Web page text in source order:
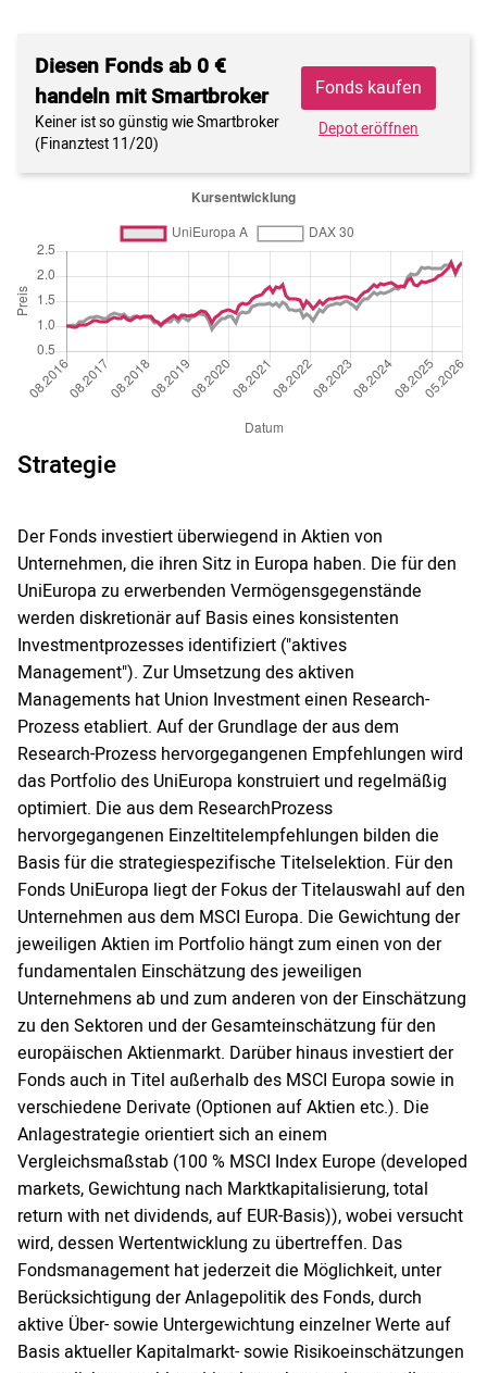
Diesen Fonds ab 0 €
handeln mit Smartbroker
Keiner ist so günstig wie Smartbroker
(Finanztest 11/20)
Fonds kaufen
Depot eröffnen
Strategie
Der Fonds investiert überwiegend in Aktien von
Unternehmen, die ihren Sitz in Europa haben. Die für den
UniEuropa zu erwerbenden Vermögensgegenstände
werden diskretionär auf Basis eines konsistenten
Investmentprozesses identifiziert ("aktives
Management"). Zur Umsetzung des aktiven
Managements hat Union Investment einen Research-
Prozess etabliert. Auf der Grundlage der aus dem
Research-Prozess hervorgegangenen Empfehlungen wird
das Portfolio des UniEuropa konstruiert und regelmäßig
optimiert. Die aus dem ResearchProzess
hervorgegangenen Einzeltitelempfehlungen bilden die
Basis für die strategiespezifische Titelselektion. Für den
Fonds UniEuropa liegt der Fokus der Titelauswahl auf den
Unternehmen aus dem MSCI Europa. Die Gewichtung der
jeweiligen Aktien im Portfolio hängt zum einen von der
fundamentalen Einschätzung des jeweiligen
Unternehmens ab und zum anderen von der Einschätzung
zu den Sektoren und der Gesamteinschätzung für den
europäischen Aktienmarkt. Darüber hinaus investiert der
Fonds auch in Titel außerhalb des MSCI Europa sowie in
verschiedene Derivate (Optionen auf Aktien etc.). Die
Anlagestrategie orientiert sich an einem
Vergleichsmaßstab (100 % MSCI Index Europe (developed
markets, Gewichtung nach Marktkapitalisierung, total
return with net dividends, auf EUR-Basis)), wobei versucht
wird, dessen Wertentwicklung zu übertreffen. Das
Fondsmanagement hat jederzeit die Möglichkeit, unter
Berücksichtigung der Anlagepolitik des Fonds, durch
aktive Über- sowie Untergewichtung einzelner Werte auf
Basis aktueller Kapitalmarkt- sowie Risikoeinschätzungen